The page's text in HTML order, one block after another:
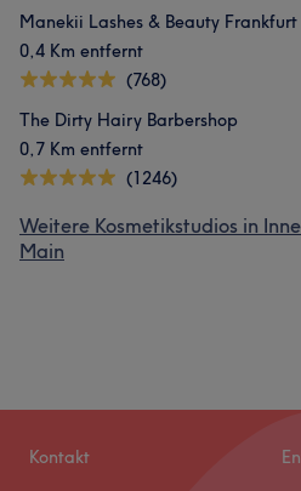
Manekii Lashes & Beauty Frankfurt
0,4 Km entfernt
(768)
The Dirty Hairy Barbershop
0,7 Km entfernt
(1246)
Weitere Kosmetikstudios in
Main
Kontakt